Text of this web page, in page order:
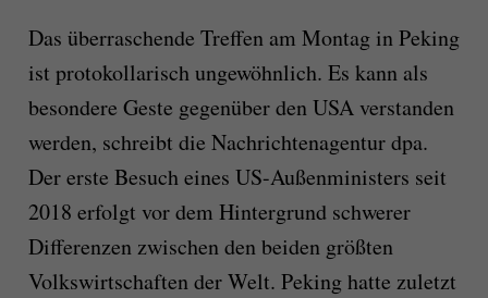
Das überraschende Treffen am Montag in Peking
ist protokollarisch ungewöhnlich. Es kann als
besondere Geste gegenüber den USA verstanden
werden, schreibt die Nachrichtenagentur dpa.
Der erste Besuch eines US-Außenministers seit
2018 erfolgt vor dem Hintergrund schwerer
Differenzen zwischen den beiden größten
Volkswirtschaften der Welt. Peking hatte zuletzt